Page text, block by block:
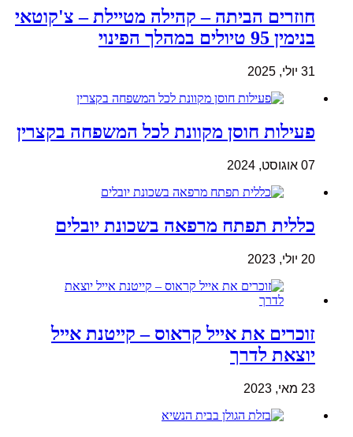
חוזרים הביתה – קהילה מטיילת – צ'קוטאי
בנימין 95 טיולים במהלך הפינוי
31 יולי, 2025
פעילות חוסן מקוונת לכל המשפחה בקצרין
07 אוגוסט, 2024
כללית תפתח מרפאה בשכונת יובלים
20 יולי, 2023
זוכרים את אייל קראוס – קייטנת אייל
יוצאת לדרך
23 מאי, 2023